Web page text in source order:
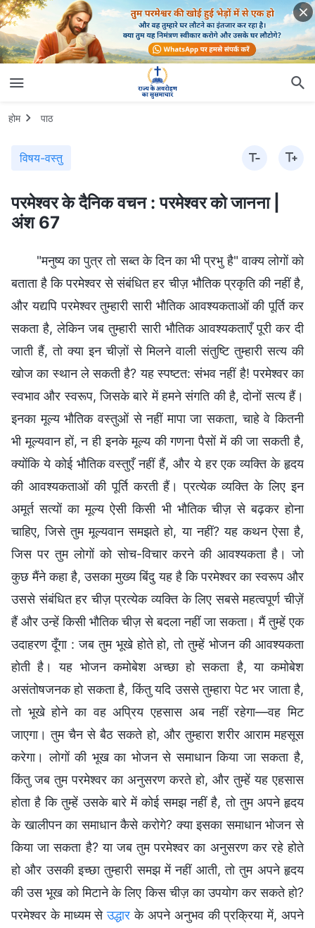
होम पाठ
विषय-वस्तु
परमेश्वर के दैनिक वचन : परमेश्वर को जानना |
अंश 67
"मनुष्य का पुत्र तो सब्त के दिन का भी प्रभु है" वाक्य लोगों को
बताता है कि परमेश्वर से संबंधित हर चीज़ भौतिक प्रकृति की नहीं है,
और यद्यपि परमेश्वर तुम्हारी सारी भौतिक आवश्यकताओं की पूर्ति कर
सकता है, लेकिन जब तुम्हारी सारी भौतिक आवश्यकताएँ पूरी कर दी
जाती हैं, तो क्या इन चीज़ों से मिलने वाली संतुष्टि तुम्हारी सत्य की
खोज का स्थान ले सकती है? यह स्पष्टत: संभव नहीं है! परमेश्वर का
स्वभाव और स्वरूप, जिसके बारे में हमने संगति की है, दोनों सत्य हैं।
इनका मूल्य भौतिक वस्तुओं से नहीं मापा जा सकता, चाहे वे कितनी
भी मूल्यवान हों, न ही इनके मूल्य की गणना पैसों में की जा सकती है,
क्योंकि ये कोई भौतिक वस्तुएँ नहीं हैं, और ये हर एक व्यक्ति के हृदय
की आवश्यकताओं की पूर्ति करती हैं। प्रत्येक व्यक्ति के लिए इन
अमूर्त सत्यों का मूल्य ऐसी किसी भी भौतिक चीज़ से बढ़कर होना
चाहिए, जिसे तुम मूल्यवान समझते हो, या नहीं? यह कथन ऐसा है,
जिस पर तुम लोगों को सोच-विचार करने की आवश्यकता है। जो
कुछ मैंने कहा है, उसका मुख्य बिंदु यह है कि परमेश्वर का स्वरूप और
उससे संबंधित हर चीज़ प्रत्येक व्यक्ति के लिए सबसे महत्वपूर्ण चीज़ें
हैं और उन्हें किसी भौतिक चीज़ से बदला नहीं जा सकता। मैं तुम्हें एक
उदाहरण दूँगा : जब तुम भूखे होते हो, तो तुम्हें भोजन की आवश्यकता
होती है। यह भोजन कमोबेश अच्छा हो सकता है, या कमोबेश
असंतोषजनक हो सकता है, किंतु यदि उससे तुम्हारा पेट भर जाता है,
तो भूखे होने का वह अप्रिय एहसास अब नहीं रहेगा—वह मिट
जाएगा। तुम चैन से बैठ सकते हो, और तुम्हारा शरीर आराम महसूस
करेगा। लोगों की भूख का भोजन से समाधान किया जा सकता है,
किंतु जब तुम परमेश्वर का अनुसरण करते हो, और तुम्हें यह एहसास
होता है कि तुम्हें उसके बारे में कोई समझ नहीं है, तो तुम अपने हृदय
के खालीपन का समाधान कैसे करोगे? क्या इसका समाधान भोजन से
किया जा सकता है? या जब तुम परमेश्वर का अनुसरण कर रहे होते
हो और उसकी इच्छा तुम्हारी समझ में नहीं आती, तो तुम अपने हृदय
की उस भूख को मिटाने के लिए किस चीज़ का उपयोग कर सकते हो?
परमेश्वर के माध्यम सेउद्धार के अपने अनुभव की प्रक्रिया में, अपने